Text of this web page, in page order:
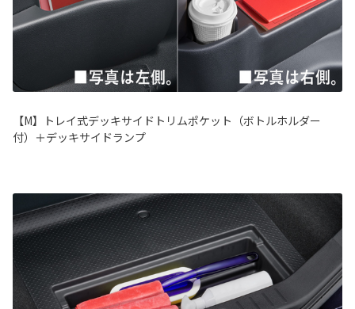
【M】トレイ式デッキサイドトリムポケット（ボトルホルダー
付）＋デッキサイドランプ